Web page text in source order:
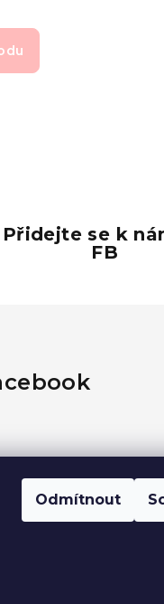
Odmítnout
Přidejte se k
FB